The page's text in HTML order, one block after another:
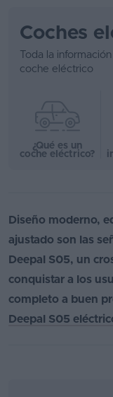
Coches
Toda la
coche eléctrico
¿Qué es un
coche eléctrico?
Diseño moderno,
ajustado son las
Deepal S05, un
conquistar a los
completo a buen
Deepal S05